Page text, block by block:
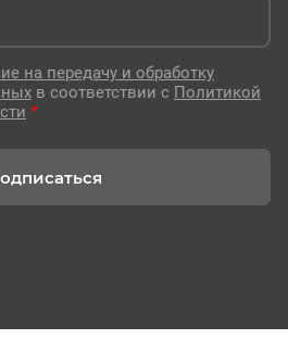
на передачу и обработку
в соответствии с Политикой
*